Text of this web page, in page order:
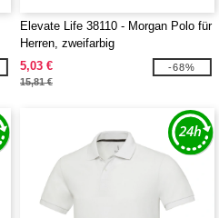
Elevate Life 38110 - Morgan Polo für
Herren, zweifarbig
5,03 €
15,81 €
-68%